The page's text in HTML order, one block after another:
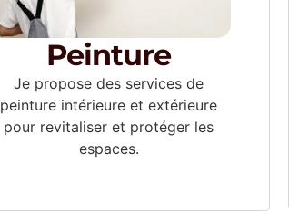
Peinture
Je propose des services de
peinture intérieure et extérieure
pour revitaliser et protéger les
espaces.